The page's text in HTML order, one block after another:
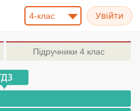
4-клас
Підручники 4 клас